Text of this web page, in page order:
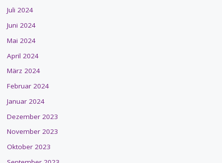
Juli 2024
Juni 2024
Mai 2024
April 2024
März 2024
Februar 2024
Januar 2024
Dezember 2023
November 2023
Oktober 2023